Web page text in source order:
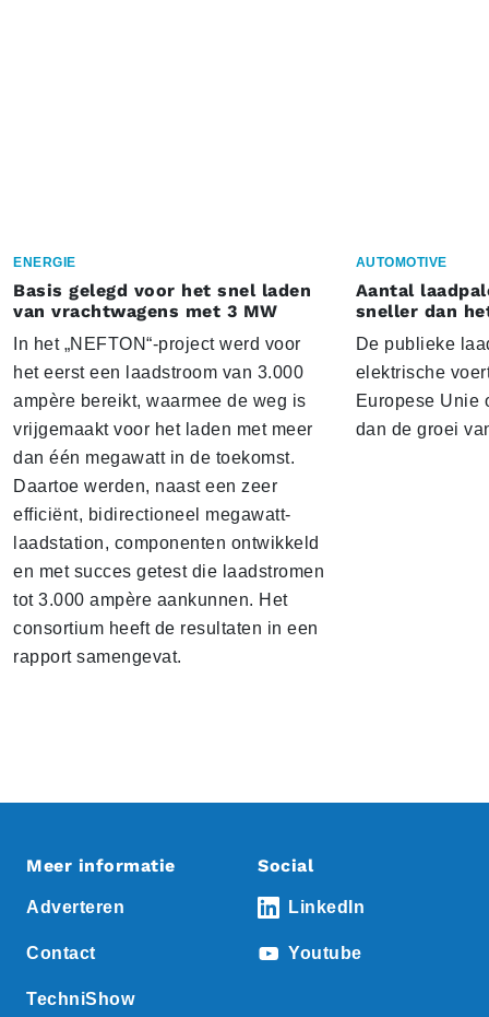
ENERGIE
Basis gelegd voor het snel laden
van vrachtwagens met 3 MW
In het „NEFTON“-project werd voor
het eerst een laadstroom van 3.000
ampère bereikt, waarmee de weg is
vrijgemaakt voor het laden met meer
dan één megawatt in de toekomst.
Daartoe werden, naast een zeer
efficiënt, bidirectioneel megawatt-
laadstation, componenten ontwikkeld
en met succes getest die laadstromen
tot 3.000 ampère aankunnen. Het
consortium heeft de resultaten in een
rapport samengevat.
AUTOMOTIVE
Aantal
sneller dan
De publieke
elektrische
Europese Unie
dan de groei
Meer informatie
Adverteren
Contact
TechniShow
Social
LinkedIn
Youtube